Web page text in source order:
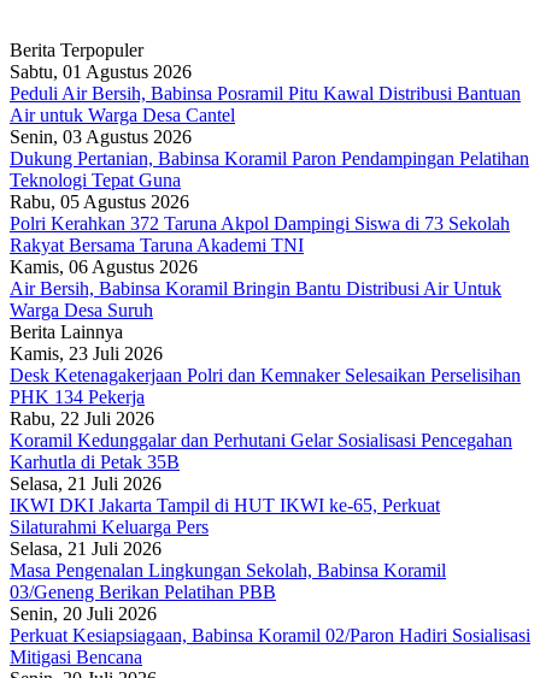
Berita Terpopuler
Sabtu, 01 Agustus 2026
Peduli Air Bersih, Babinsa Posramil Pitu Kawal Distribusi Bantuan
Air untuk Warga Desa Cantel
Senin, 03 Agustus 2026
Dukung Pertanian, Babinsa Koramil Paron Pendampingan Pelatihan
Teknologi Tepat Guna
Rabu, 05 Agustus 2026
Polri Kerahkan 372 Taruna Akpol Dampingi Siswa di 73 Sekolah
Rakyat Bersama Taruna Akademi TNI
Kamis, 06 Agustus 2026
Air Bersih, Babinsa Koramil Bringin Bantu Distribusi Air Untuk
Warga Desa Suruh
Berita Lainnya
Kamis, 23 Juli 2026
Desk Ketenagakerjaan Polri dan Kemnaker Selesaikan Perselisihan
PHK 134 Pekerja
Rabu, 22 Juli 2026
Koramil Kedunggalar dan Perhutani Gelar Sosialisasi Pencegahan
Karhutla di Petak 35B
Selasa, 21 Juli 2026
IKWI DKI Jakarta Tampil di HUT IKWI ke-65, Perkuat
Silaturahmi Keluarga Pers
Selasa, 21 Juli 2026
Masa Pengenalan Lingkungan Sekolah, Babinsa Koramil
03/Geneng Berikan Pelatihan PBB
Senin, 20 Juli 2026
Perkuat Kesiapsiagaan, Babinsa Koramil 02/Paron Hadiri Sosialisasi
Mitigasi Bencana